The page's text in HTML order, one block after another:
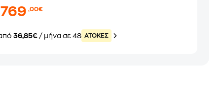
,00€
36,85€ / μήνα σε 48 ATOKEΣ